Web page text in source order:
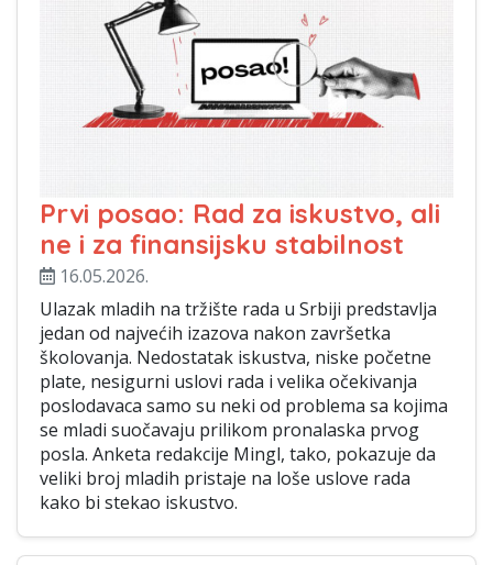
Prvi posao: Rad za iskustvo, ali
ne i za finansijsku stabilnost
16.05.2026.
Ulazak mladih na tržište rada u Srbiji predstavlja
jedan od najvećih izazova nakon završetka
školovanja. Nedostatak iskustva, niske početne
plate, nesigurni uslovi rada i velika očekivanja
poslodavaca samo su neki od problema sa kojima
se mladi suočavaju prilikom pronalaska prvog
posla. Anketa redakcije Mingl, tako, pokazuje da
veliki broj mladih pristaje na loše uslove rada
kako bi stekao iskustvo.